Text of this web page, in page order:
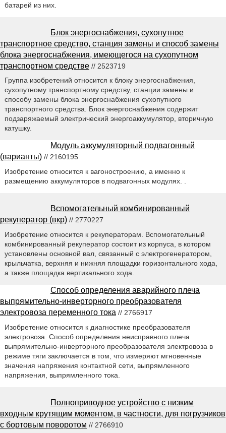
батарей из них.
Блок энергоснабжения, сухопутное
транспортное средство, станция замены и способ замены
блока энергоснабжения, имеющегося на сухопутном
транспортном средстве // 2523719
Группа изобретений относится к блоку энергоснабжения,
сухопутному транспортному средству, станции замены и
способу замены блока энергоснабжения сухопутного
транспортного средства. Блок энергоснабжения содержит
подзаряжаемый электрический энергоаккумулятор, вторичную
катушку.
Модуль аккумуляторный подвагонный
(варианты) // 2160195
Изобретение относится к вагоностроению, а именно к
размещению аккумуляторов в подвагонных модулях. .
Вспомогательный комбинированный
рекуператор (вкр) // 2770227
Изобретение относится к рекуператорам. Вспомогательный
комбинированный рекуператор состоит из корпуса, в котором
установлены основной вал, связанный с электрогенератором,
крыльчатка, верхняя и нижняя площадки горизонтального хода,
а также площадка вертикального хода.
Способ определения аварийного плеча
выпрямительно-инверторного преобразователя
электровоза переменного тока // 2766917
Изобретение относится к диагностике преобразователя
электровоза. Способ определения неисправного плеча
выпрямительно-инверторного преобразователя электровоза в
режиме тяги заключается в том, что измеряют мгновенные
значения напряжения контактной сети, выпрямленного
напряжения, выпрямленного тока.
Полноприводное устройство с низким
входным крутящим моментом, в частности, для погрузчиков
с бортовым поворотом // 2766910